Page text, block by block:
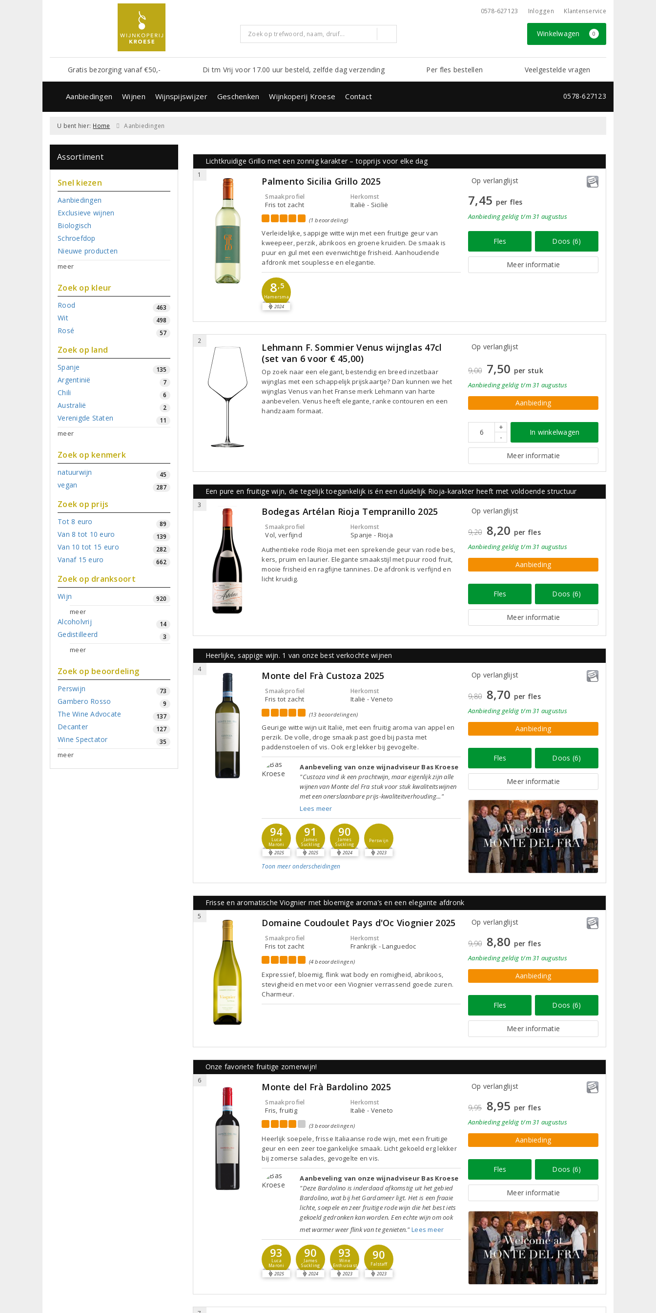
0578-627123 Inloggen Klantenservice
Winkelwagen 0
Gratis bezorging vanaf €50,- Di tm Vrij voor 17.00 uur besteld, zelfde dag verzending Per fles bestellen Veelgestelde vragen
Aanbiedingen Wijnen Wijnspijswijzer Geschenken Wijnkoperij Kroese Contact 0578-627123
U bent hier: Home Aanbiedingen
Assortiment
Snel kiezen
Aanbiedingen
Exclusieve wijnen
Biologisch
Schroefdop
Nieuwe producten
meer
Zoek op kleur
Rood 463
Wit 498
Rosé 57
Zoek op land
Spanje 135
Argentinië 7
Chili 6
Australië 2
Verenigde Staten 11
meer
Zoek op kenmerk
natuurwijn 45
vegan 287
Zoek op prijs
Tot 8 euro 89
Van 8 tot 10 euro 139
Van 10 tot 15 euro 282
Vanaf 15 euro 662
Zoek op dranksoort
Wijn 920
meer
Alcoholvrij 14
Gedistilleerd 3
meer
Zoek op beoordeling
Perswijn 73
Gambero Rosso 9
The Wine Advocate 137
Decanter 127
Wine Spectator 35
meer
Lichtkruidige Grillo met een zonnig karakter – topprijs voor elke dag
1
Palmento Sicilia Grillo 2025
Smaakprofiel
Fris tot zacht
Herkomst
Italië - Sicilië
(1 beoordeling)
Verleidelijke, sappige witte wijn met een fruitige geur van
kweepeer, perzik, abrikoos en groene kruiden. De smaak is
puur en gul met een evenwichtige frisheid. Aanhoudende
afdronk met souplesse en elegantie.
8,5
Hamersma
2024
Op verlanglijst
7,45 per fles
Aanbiedinggeldig t/m 31 augustus
Fles Doos (6)
Meer informatie
2
Lehmann F. Sommier Venus wijnglas 47cl
(set van 6 voor € 45,00)
Op zoek naar een elegant, bestendig en breed inzetbaar
wijnglas met een schappelijk prijskaartje? Dan kunnen we het
wijnglas Venus van het Franse merk Lehmann van harte
aanbevelen. Venus heeft elegante, ranke contouren en een
handzaam formaat.
Op verlanglijst
9,00 7,50 per stuk
Aanbiedinggeldig t/m 31 augustus
Aanbieding
+
-
In winkelwagen
Meer informatie
Een pure en fruitige wijn, die tegelijk toegankelijk is én een duidelijk Rioja-karakter heeft met voldoende structuur
3
Bodegas Artélan Rioja Tempranillo 2025
Smaakprofiel
Vol, verfijnd
Herkomst
Spanje - Rioja
Authentieke rode Rioja met een sprekende geur van rode bes,
kers, pruim en laurier. Elegante smaakstijl met puur rood fruit,
mooie frisheid en ragfijne tannines. De afdronk is verfijnd en
licht kruidig.
Op verlanglijst
9,20 8,20 per fles
Aanbiedinggeldig t/m 31 augustus
Aanbieding
Fles Doos (6)
Meer informatie
Heerlijke, sappige wijn. 1 van onze best verkochte wijnen
4
Monte del Frà Custoza 2025
Smaakprofiel
Fris tot zacht
Herkomst
Italië - Veneto
(13 beoordelingen)
Geurige witte wijn uit Italië, met een fruitig aroma van appel en
perzik. De volle, droge smaak past goed bij pasta met
paddenstoelen of vis. Ook erg lekker bij gevogelte.
Aanbeveling van onze wijnadviseur Bas Kroese
"Custoza vind ik een prachtwijn, maar eigenlijk zijn alle
wijnen van Monte del Fra stuk voor stuk kwaliteitswijnen
met een onerslaanbare prijs-kwaliteitverhouding..."
Lees meer
94
Luca
Maroni
2025
91
James
Suckling
2025
90
James
Suckling
2024
Perswijn
2023
Toon meeronderscheidingen
Op verlanglijst
9,80 8,70 per fles
Aanbiedinggeldig t/m 31 augustus
Aanbieding
Fles Doos (6)
Meer informatie
Frisse en aromatische Viognier met bloemige aroma’s en een elegante afdronk
5
Domaine Coudoulet Pays d'Oc Viognier 2025
Smaakprofiel
Fris tot zacht
Herkomst
Frankrijk - Languedoc
(4 beoordelingen)
Expressief, bloemig, flink wat body en romigheid, abrikoos,
stevigheid en met voor een Viognier verrassend goede zuren.
Charmeur.
Op verlanglijst
9,90 8,80 per fles
Aanbiedinggeldig t/m 31 augustus
Aanbieding
Fles Doos (6)
Meer informatie
Onze favoriete fruitige zomerwijn!
6
Monte del Frà Bardolino 2025
Smaakprofiel
Fris, fruitig
Herkomst
Italië - Veneto
(3 beoordelingen)
Heerlijk soepele, frisse Italiaanse rode wijn, met een fruitige
geur en een zeer toegankelijke smaak. Licht gekoeld erg lekker
bij zomerse salades, gevogelte en vis.
Aanbeveling van onze wijnadviseur Bas Kroese
"Deze Bardolino is inderdaad afkomstig uit het gebied
Bardolino, wat bij het Gardameer ligt. Het is een fraaie
lichte, soepele en zeer fruitige rode wijn die het best iets
gekoeld gedronken kan worden. Een echte wijn om ook
met warmer weer flink van te genieten." Lees meer
93
Luca
Maroni
2025
90
James
Suckling
2024
93
Wine
Enthusiast
2023
90
Falstaff
2023
Op verlanglijst
9,95 8,95 per fles
Aanbiedinggeldig t/m 31 augustus
Aanbieding
Fles Doos (6)
Meer informatie